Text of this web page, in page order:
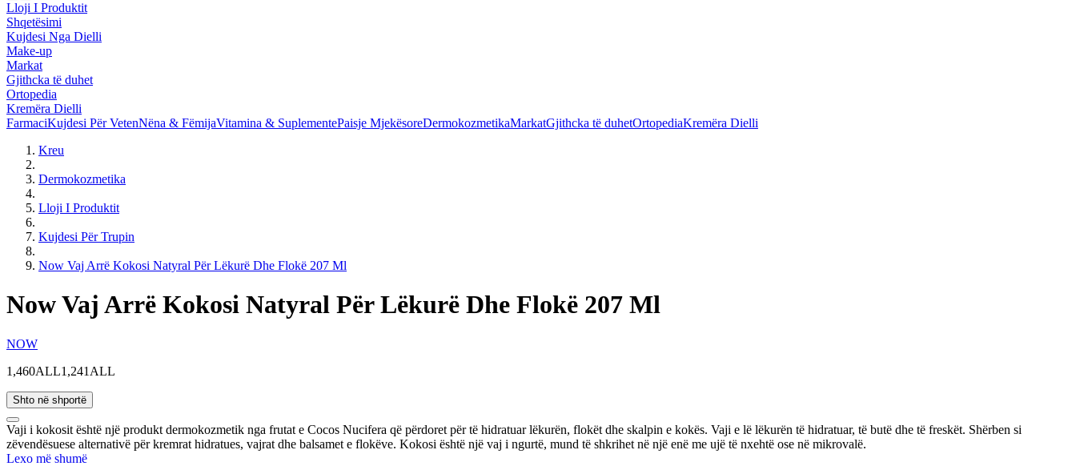
Lloji I Produktit
Shqetësimi
Kujdesi Nga Dielli
Make-up
Markat
Gjithcka të duhet
Ortopedia
Kremëra Dielli
FarmaciKujdesi Për VetenNëna & FëmijaVitamina & SuplementePaisje MjekësoreDermokozmetikaMarkatGjithcka të duhetOrtopediaKremëra Dielli
Kreu
Dermokozmetika
Lloji I Produktit
Kujdesi Për Trupin
Now Vaj Arrë Kokosi Natyral Për Lëkurë Dhe Flokë 207 Ml
Now Vaj Arrë Kokosi Natyral Për Lëkurë Dhe Flokë 207 Ml
NOW
1,460ALL1,241ALL
Shto në shportë
Vaji i kokosit është një produkt dermokozmetik nga frutat e Cocos Nucifera që përdoret për të hidratuar lëkurën, flokët dhe skalpin e kokës. Vaji e lë lëkurën të hidratuar, të butë dhe të freskët. Shërben si
zëvendësuese alternativë për kremrat hidratues, vajrat dhe balsamet e flokëve. Kokosi është një vaj i ngurtë, mund të shkrihet në një enë me ujë të nxehtë ose në mikrovalë.
Lexo më shumë